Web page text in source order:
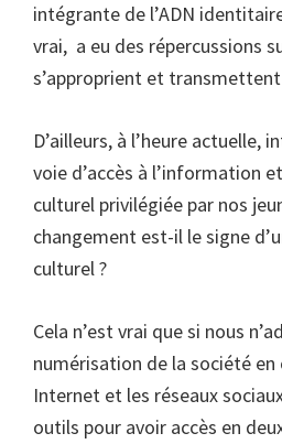
intégrante de l’ADN
vrai, a eu des répercussions
s’approprient et
D’ailleurs, à l’heure actuelle,
voie d’accès à l’information
culturel privilégiée par nos
changement est-il le signe
culturel ?
Cela n’est vrai que si nous
numérisation de la société
Internet et les réseaux
outils pour avoir accès en